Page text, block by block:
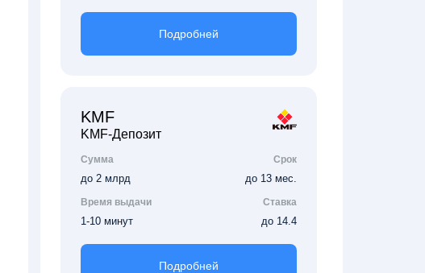
Подробней
KMF
KMF-Депозит
Сумма Срок
до 2 млрд до 13 мес.
Время выдачи Ставка
1-10 минут до 14.4
Подробней